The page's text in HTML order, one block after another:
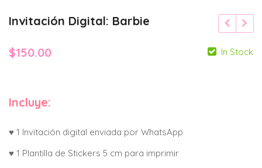
Invitación Digital: Barbie
$150.00 In Stock
Incluye:
♥ 1 Invitación digital enviada por WhatsApp
♥ 1 Plantilla de Stickers 5 cm para imprimir